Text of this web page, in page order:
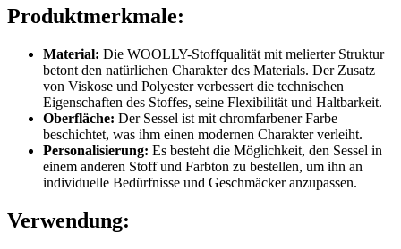
Produktmerkmale:
Material: Die WOOLLY-Stoffqualität mit melierter Struktur
betont den natürlichen Charakter des Materials. Der Zusatz
von Viskose und Polyester verbessert die technischen
Eigenschaften des Stoffes, seine Flexibilität und Haltbarkeit.
Oberfläche: Der Sessel ist mit chromfarbener Farbe
beschichtet, was ihm einen modernen Charakter verleiht.
Personalisierung: Es besteht die Möglichkeit, den Sessel in
einem anderen Stoff und Farbton zu bestellen, um ihn an
individuelle Bedürfnisse und Geschmäcker anzupassen.
Verwendung: